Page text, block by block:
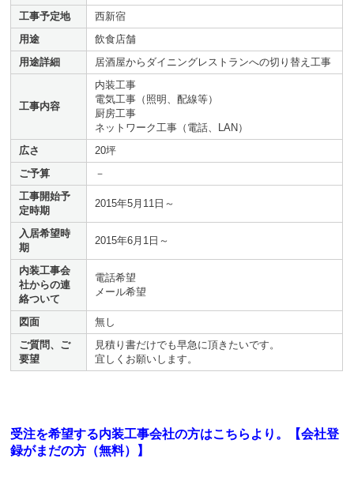
工事予定地
西新宿
用途
飲食店舗
用途詳細
居酒屋からダイニングレストランへの切り替え工事
工事内容
内装工事
電気工事（照明、配線等）
厨房工事
ネットワーク工事（電話、LAN）
広さ
20坪
ご予算
－
工事開始予
定時期
2015年5月11日～
入居希望時
期
2015年6月1日～
内装工事会
社からの連
絡ついて
電話希望
メール希望
図面
無し
ご質問、ご
要望
見積り書だけでも早急に頂きたいです。
宜しくお願いします。
受注を希望する内装工事会社の方はこちらより。【会社登
録がまだの方（無料）】